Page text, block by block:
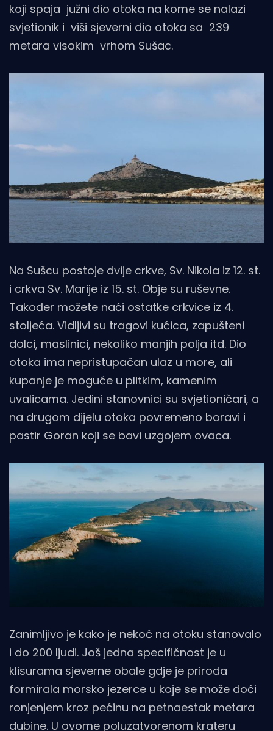
koji spaja južni dio otoka na kome se nalazi
svjetionik i viši sjeverni dio otoka sa 239
metara visokim vrhom Sušac.
Na Sušcu postoje dvije crkve, Sv. Nikola iz 12. st.
i crkva Sv. Marije iz 15. st. Obje su ruševne.
Također možete naći ostatke crkvice iz 4.
stoljeća. Vidljivi su tragovi kućica, zapušteni
dolci, maslinici, nekoliko manjih polja itd. Dio
otoka ima nepristupačan ulaz u more, ali
kupanje je moguće u plitkim, kamenim
uvalicama. Jedini stanovnici su svjetioničari, a
na drugom dijelu otoka povremeno boravi i
pastir Goran koji se bavi uzgojem ovaca.
Zanimljivo je kako je nekoć na otoku stanovalo
i do 200 ljudi. Još jedna specifičnost je u
klisurama sjeverne obale gdje je priroda
formirala morsko jezerce u koje se može doći
ronjenjem kroz pećinu na petnaestak metara
dubine. U ovome poluzatvorenom krateru